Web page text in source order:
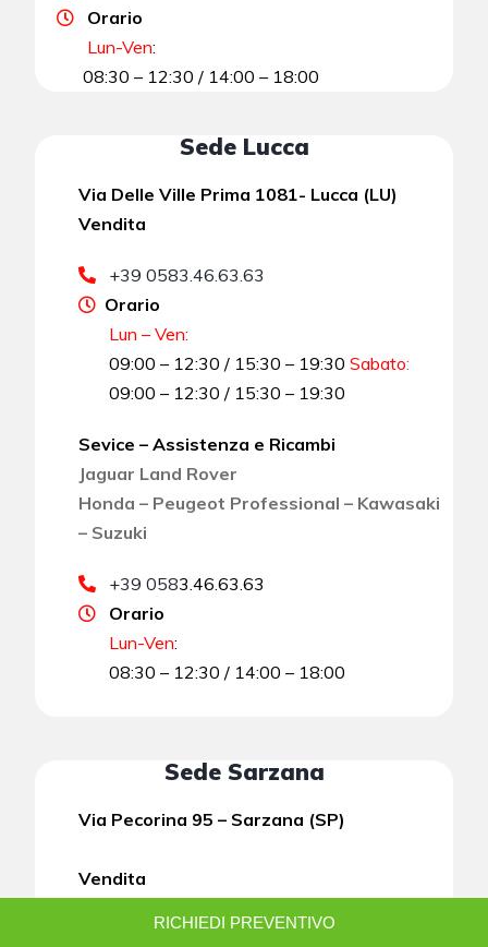
RICHIEDI PREVENTIVO
Orario
Lun-Ven:
08:30 – 12:30 / 14:00 – 18:00
Sede Lucca
Via Delle Ville Prima 1081- Lucca (LU)
Vendita
+39 0583.46.63.63
Orario
Lun – Ven:
09:00 – 12:30 / 15:30 – 19:30 Sabato:
09:00 – 12:30 / 15:30 – 19:30
Sevice – Assistenza e Ricambi
Jaguar Land Rover
Honda – Peugeot Professional – Kawasaki
– Suzuki
+39 0583.46.63.63
Orario
Lun-Ven:
08:30 – 12:30 / 14:00 – 18:00
Sede Sarzana
Via Pecorina 95 – Sarzana (SP)
Vendita
0187.62.25.55